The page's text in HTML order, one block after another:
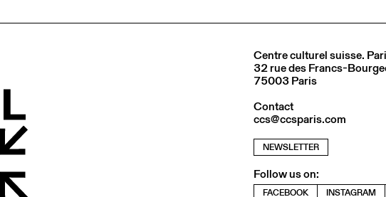
Centre culturel suisse.
32 rue des Francs-
75003 Paris
Contact
ccs@ccsparis.com
NEWSLETTER
Follow us on:
FACEBOOK INSTAGRAM